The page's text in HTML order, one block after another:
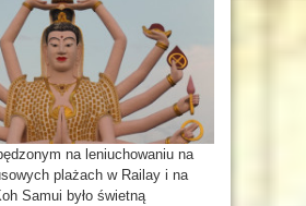
na leniuchowaniu na
plażach w Railay i na
Samui było świetną